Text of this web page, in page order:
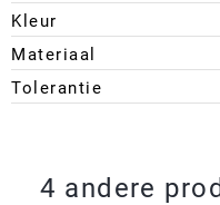
Kleur
Materiaal
Tolerantie
4 andere